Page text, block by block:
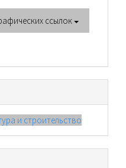
ссылок
и строительство